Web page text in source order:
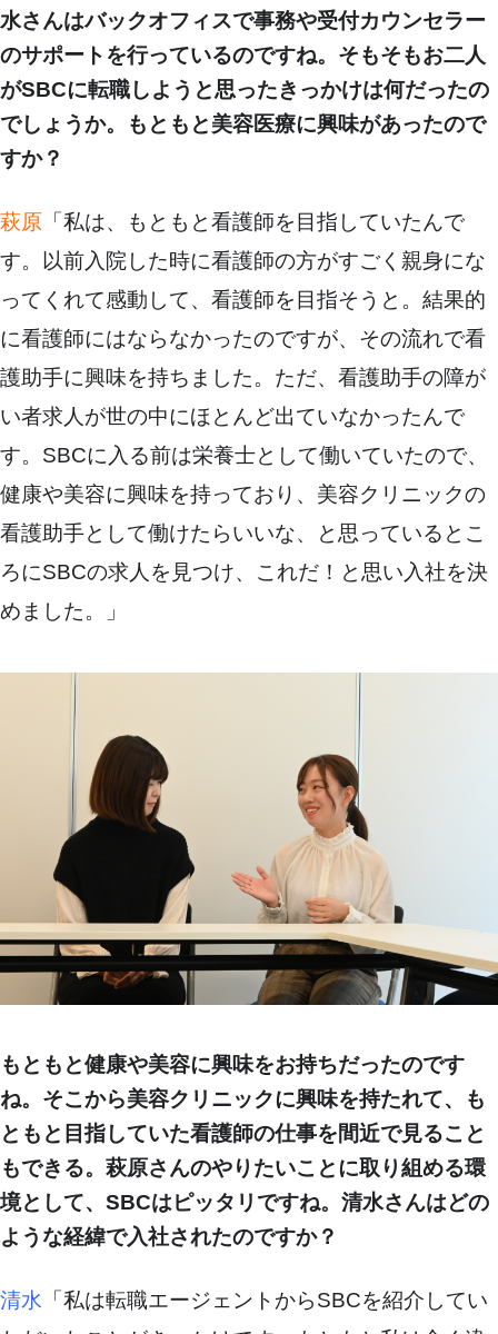
水さんはバックオフィスで事務や受付カウンセラー
のサポートを行っているのですね。そもそもお二人
がSBCに転職しようと思ったきっかけは何だったの
でしょうか。もともと美容医療に興味があったので
すか？
萩原 「私は、もともと看護師を目指していたんで
す。以前入院した時に看護師の方がすごく親身にな
ってくれて感動して、看護師を目指そうと。結果的
に看護師にはならなかったのですが、その流れで看
護助手に興味を持ちました。ただ、看護助手の障が
い者求人が世の中にほとんど出ていなかったんで
す。SBCに入る前は栄養士として働いていたので、
健康や美容に興味を持っており、美容クリニックの
看護助手として働けたらいいな、と思っているとこ
ろにSBCの求人を見つけ、これだ！と思い入社を決
めました。」
もともと健康や美容に興味をお持ちだったのです
ね。そこから美容クリニックに興味を持たれて、も
ともと目指していた看護師の仕事を間近で見ること
もできる。萩原さんのやりたいことに取り組める環
境として、SBCはピッタリですね。清水さんはどの
ような経緯で入社されたのですか？
清水 「私は転職エージェントからSBCを紹介してい